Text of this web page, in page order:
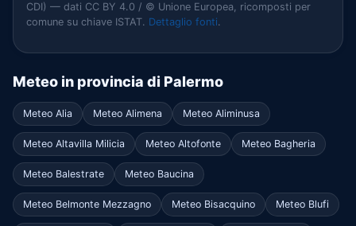
CDI) — dati CC BY 4.0 / © Unione Europea, ricomposti per
comune su chiave ISTAT. Dettaglio fonti.
Meteo in provincia di Palermo
Meteo Alia Meteo Alimena Meteo Aliminusa
Meteo Altavilla Milicia Meteo Altofonte Meteo Bagheria
Meteo Balestrate Meteo Baucina
Meteo Belmonte Mezzagno Meteo Bisacquino Meteo Blufi